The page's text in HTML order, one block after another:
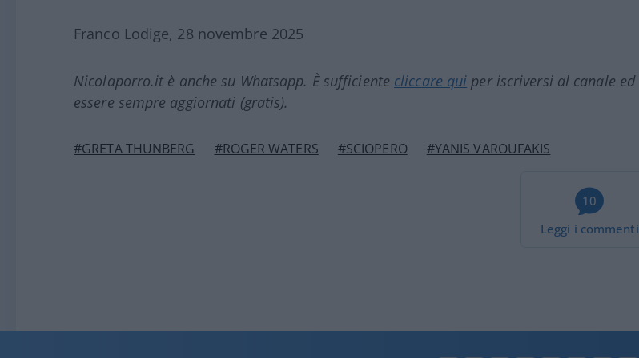
Franco Lodige, 28 novembre 2025
Nicolaporro.it è anche su Whatsapp. È sufficiente cliccare qui per iscriversi al canale ed
essere sempre aggiornati (gratis).
#GRETA THUNBERG #ROGER WATERS #SCIOPERO #YANIS VAROUFAKIS
10
Leggi i commenti